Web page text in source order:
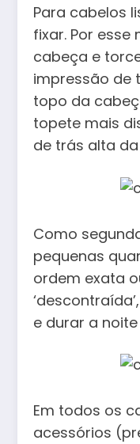
Para cabelos
fixar. Por
cabeça e
impressão de
topo da
topete mais
de trás alta
Como
pequenas
ordem exata
e durar a
Em todos os
acessórios